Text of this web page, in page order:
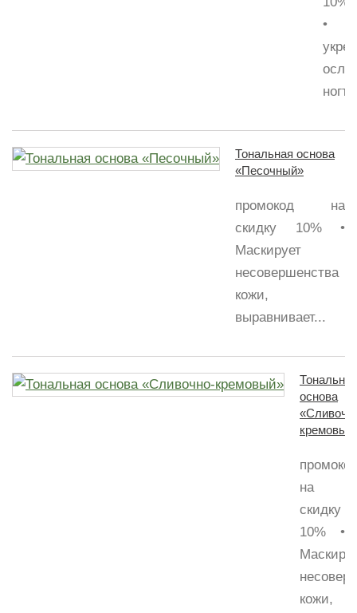
•
Тональная основа
«Песочный»
промокод на
скидку 10% •
Маскирует
несовершенства
кожи,
выравнивает...
Тональная
основа
на
скидку
10% •
кожи,